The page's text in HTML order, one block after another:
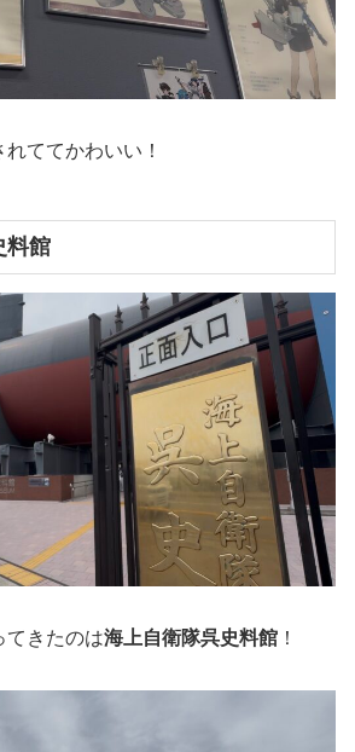
ててかわいい！
料館
てきたのは海上自衛隊呉史料館 ！